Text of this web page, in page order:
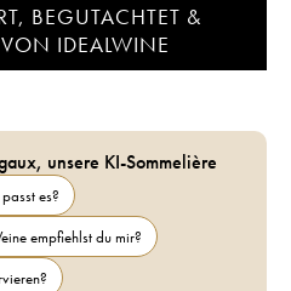
BEGUTACHTET &
VON IDEALWINE
unsere KI-Sommelière
es?
empfiehlst du mir?